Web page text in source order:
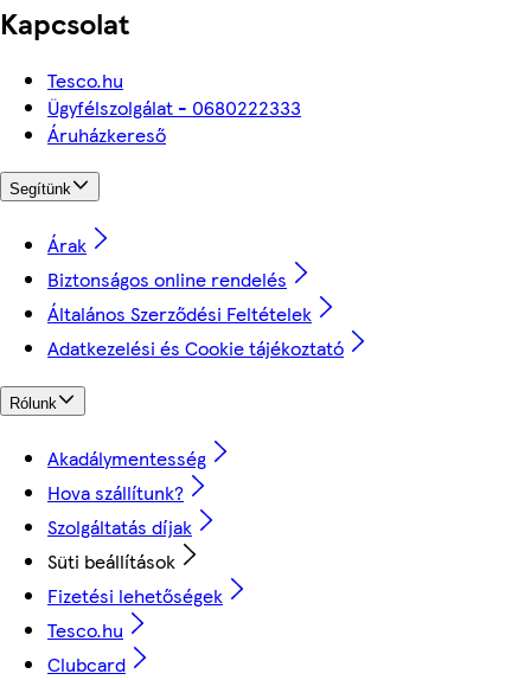
Kapcsolat
Tesco.hu
Ügyfélszolgálat - 0680222333
Áruházkereső
Segítünk
Árak
Biztonságos online rendelés
Általános Szerződési Feltételek
Adatkezelési és Cookie tájékoztató
Rólunk
Akadálymentesség
Hova szállítunk?
Szolgáltatás díjak
Süti beállítások
Fizetési lehetőségek
Tesco.hu
Clubcard